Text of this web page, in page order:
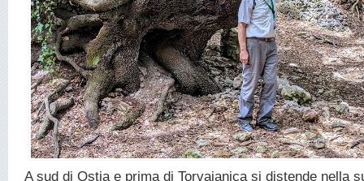
A sud di Ostia e prima di Torvaianica si distende nella